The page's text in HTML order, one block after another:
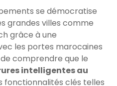
se démocratise
grandes villes comme
grâce à une
les portes marocaines
comprendre que le
intelligentes au
fonctionnalités clés telles